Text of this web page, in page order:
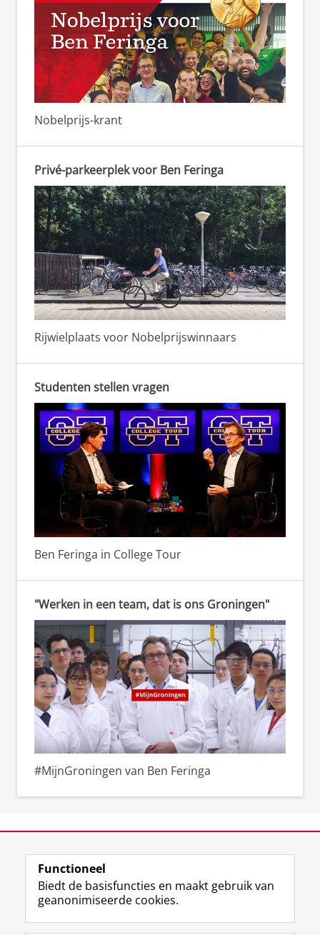
Nobelprijs-krant
Privé-parkeerplek voor Ben Feringa
Rijwielplaats voor Nobelprijswinnaars
Studenten stellen vragen
Ben Feringa in College Tour
"Werken in een team, dat is ons Groningen"
#MijnGroningen van Ben Feringa
View this page in:English
Volg de RUG
F
L
R I
Y
Functioneel
Biedt de basisfuncties en maakt gebruik van
geanonimiseerde cookies.